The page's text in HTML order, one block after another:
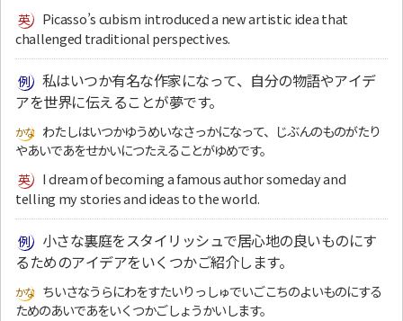
Picasso’s cubism introduced a new artistic idea that
challenged traditional perspectives.
私はいつか有名な作家になって、自分の物語やアイデ
アを世界に伝えることが夢です。
わたしはいつかゆうめいなさっかになって、じぶんのものがたり
やあいであをせかいにつたえることがゆめです。
I dream of becoming a famous author someday and
telling my stories and ideas to the world.
小さな裏庭をスタイリッシュで居心地の良いものにす
るためのアイデアをいくつかご紹介します。
ちいさなうらにわをすたいりっしゅでいごこちのよいものにする
ためのあいであをいくつかごしょうかいします。